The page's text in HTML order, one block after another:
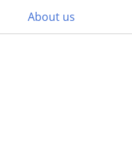
About us